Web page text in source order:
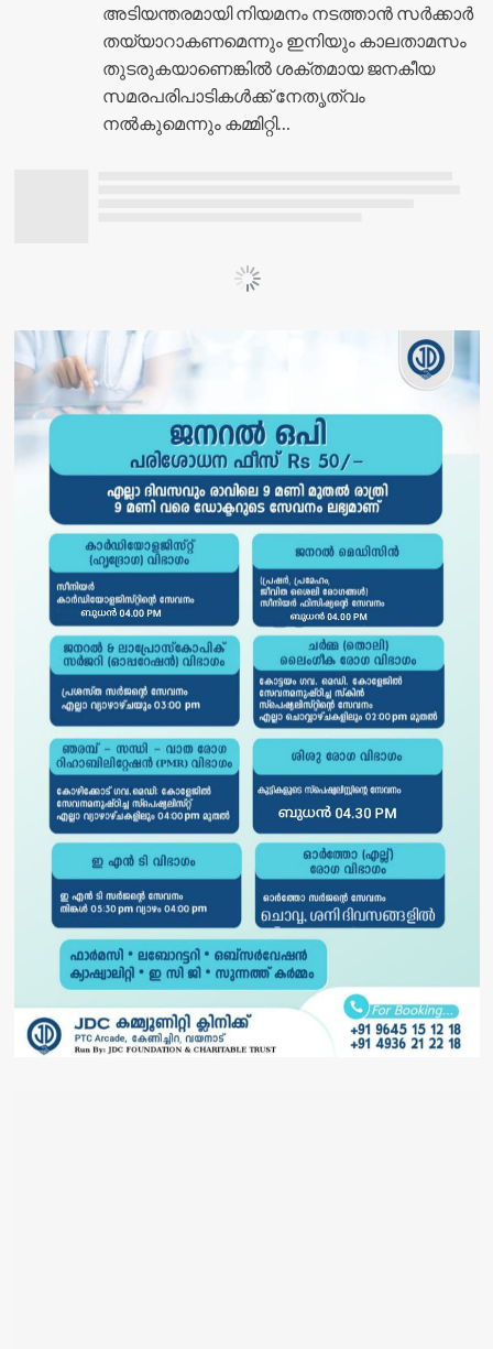
അടിയന്തരമായി നിയമനം നടത്താൻ സർക്കാർ
തയ്യാറാകണമെന്നും ഇനിയും കാലതാമസം
തുടരുകയാണെങ്കിൽ ശക്തമായ ജനകീയ
സമരപരിപാടികൾക്ക് നേതൃത്വം
നൽകുമെന്നും കമ്മിറ്റി…
Load More